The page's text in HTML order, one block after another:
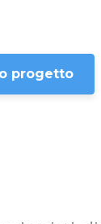
progetto